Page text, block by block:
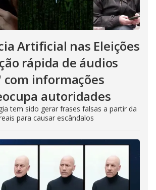
Artificial nas Eleições
rápida de áudios
informações
autoridades
tem sido gerar frases falsas a partir da
para causar escândalos